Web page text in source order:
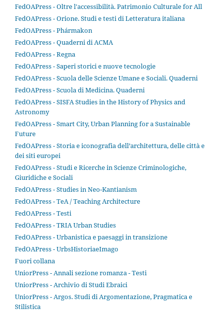
FedOAPress - Oltre l'accessibilità. Patrimonio Culturale for All
FedOAPress - Orione. Studi e testi di Letteratura italiana
FedOAPress - Phármakon
FedOAPress - Quaderni di ACMA
FedOAPress - Regna
FedOAPress - Saperi storici e nuove tecnologie
FedOAPress - Scuola delle Scienze Umane e Sociali. Quaderni
FedOAPress - Scuola di Medicina. Quaderni
FedOAPress - SISFA Studies in the History of Physics and
Astronomy
FedOAPress - Smart City, Urban Planning for a Sustainable
Future
FedOAPress - Storia e iconografia dell’architettura, delle città e
dei siti europei
FedOAPress - Studi e Ricerche in Scienze Criminologiche,
Giuridiche e Sociali
FedOAPress - Studies in Neo-Kantianism
FedOAPress - TeA / Teaching Architecture
FedOAPress - Testi
FedOAPress - TRIA Urban Studies
FedOAPress - Urbanistica e paesaggi in transizione
FedOAPress - UrbsHistoriaeImago
Fuori collana
UniorPress - Annali sezione romanza - Testi
UniorPress - Archivio di Studi Ebraici
UniorPress - Argos. Studi di Argomentazione, Pragmatica e
Stilistica